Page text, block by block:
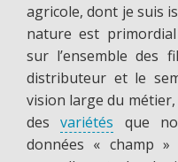
agricole, dont je suis
nature est
sur l’ensemble des
distributeur et le
vision large du
desvariétés que
données « champ